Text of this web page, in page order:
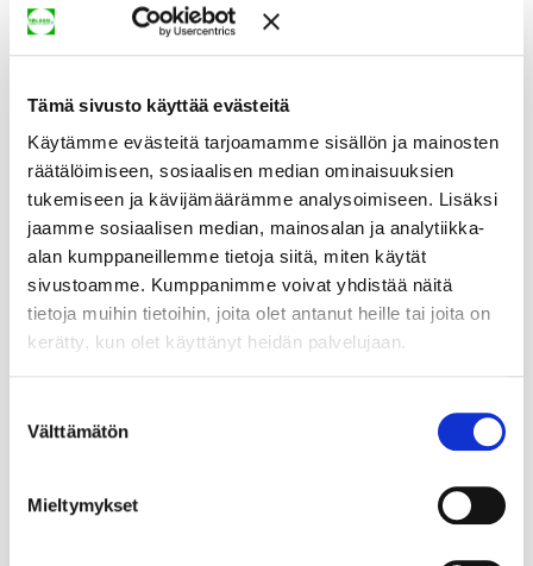
Tämä sivusto käyttää evästeitä
Käytämme evästeitä tarjoamamme sisällön ja mainosten
räätälöimiseen, sosiaalisen median ominaisuuksien
tukemiseen ja kävijämäärämme analysoimiseen. Lisäksi
jaamme sosiaalisen median, mainosalan ja analytiikka-
alan kumppaneillemme tietoja siitä, miten käytät
sivustoamme. Kumppanimme voivat yhdistää näitä
tietoja muihin tietoihin, joita olet antanut heille tai joita on
kerätty, kun olet käyttänyt heidän palvelujaan.
valinta
Välttämätön
Mieltymykset
kallvatten radiator Heru 2 Kw
LÄGG TILL I VARUKORGEN